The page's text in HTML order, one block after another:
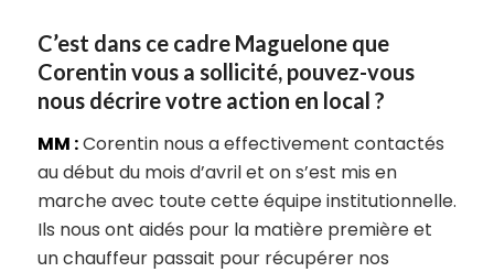
C’est dans ce cadre Maguelone que
Corentin vous a sollicité, pouvez-vous
nous décrire votre action en local ?
MM :Corentin nous a effectivement contactés
au début du mois d’avril et on s’est mis en
marche avec toute cette équipe institutionnelle.
Ils nous ont aidés pour la matière première et
un chauffeur passait pour récupérer nos